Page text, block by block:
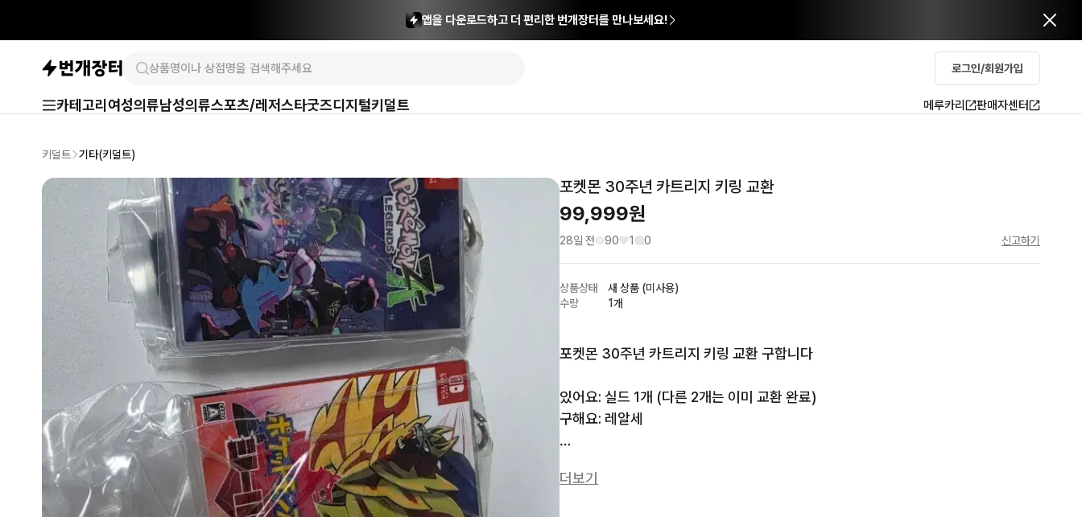
앱을 다운로드하고 더 편리한 번개장터를 만나보세요!
로그인/회원가입
카테고리 여성의류남성의류스포츠/레저스타굿즈디지털키덜트 메루카리 판매자센터
키덜트 기타(키덜트)
포켓몬 30주년 카트리지 키링 교환
99,999원
28일 전 90 1 0 신고하기
상품상태
새 상품 (미사용)
수량
1개
포켓몬 30주년 카트리지 키링 교환 구합니다
있어요: 실드 1개 (다른 2개는 이미 교환 완료)
구해요: 레알세
띠지랑 캡슐은 없고 상품만 비닐 미개봉 상태입니다
더보기